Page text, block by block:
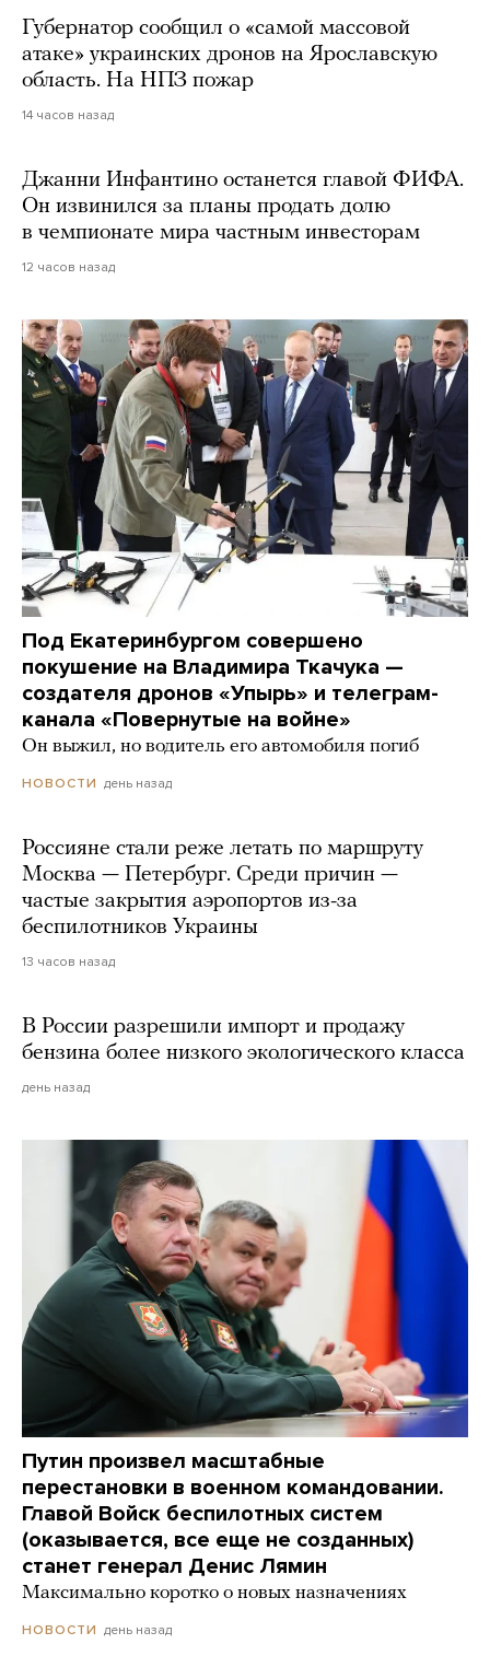
Губернатор сообщил о «самой массовой
атаке» украинских дронов на Ярославскую
область. На НПЗ пожар
14 часов назад
Джанни Инфантино останется главой ФИФА.
Он извинился за планы продать долю
в чемпионате мира частным инвесторам
12 часов назад
Под Екатеринбургом совершено
покушение на Владимира Ткачука —
создателя дронов «Упырь» и телеграм-
канала «Повернутые на войне»
Он выжил, но водитель его автомобиля погиб
НОВОСТИ день назад
Россияне стали реже летать по маршруту
Москва — Петербург. Среди причин —
частые закрытия аэропортов из-за
беспилотников Украины
13 часов назад
В России разрешили импорт и продажу
бензина более низкого экологического класса
день назад
Путин произвел масштабные
перестановки в военном командовании.
Главой Войск беспилотных систем
(оказывается, все еще не созданных)
станет генерал Денис Лямин
Максимально коротко о новых назначениях
НОВОСТИ день назад